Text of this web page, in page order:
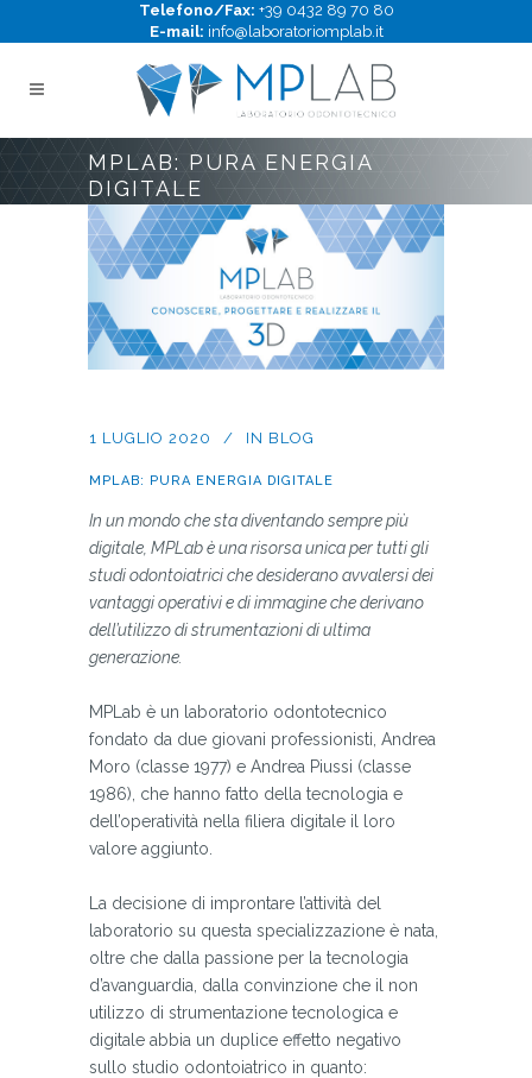
Telefono/Fax: +39 0432 89 70 80
E-mail: info@laboratoriomplab.it
MPLAB: PURA ENERGIA
DIGITALE
1 LUGLIO 2020 IN BLOG
MPLAB: PURA ENERGIA DIGITALE
In un mondo che sta diventando sempre più
digitale, MPLab è una risorsa unica per tutti gli
studi odontoiatrici che desiderano avvalersi dei
vantaggi operativi e di immagine che derivano
dell’utilizzo di strumentazioni di ultima
generazione.
MPLab è un laboratorio odontotecnico
fondato da due giovani professionisti, Andrea
Moro (classe 1977) e Andrea Piussi (classe
1986), che hanno fatto della tecnologia e
dell’operatività nella filiera digitale il loro
valore aggiunto.
La decisione di improntare l’attività del
laboratorio su questa specializzazione è nata,
oltre che dalla passione per la tecnologia
d’avanguardia, dalla convinzione che il non
utilizzo di strumentazione tecnologica e
digitale abbia un duplice effetto negativo
sullo studio odontoiatrico in quanto: